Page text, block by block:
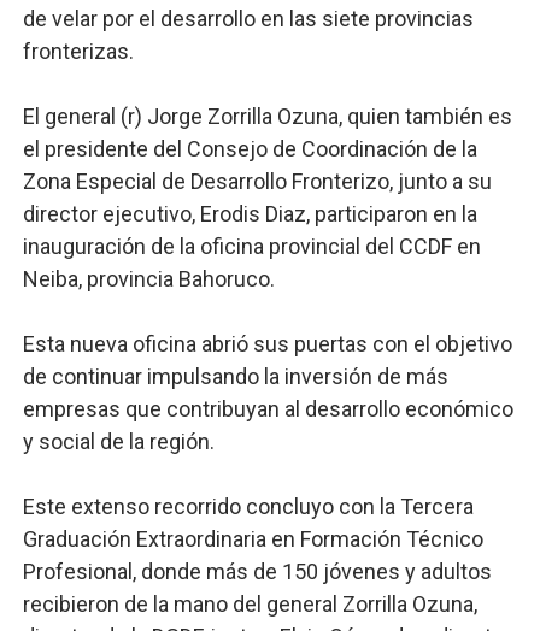
de velar por el desarrollo en las siete provincias
fronterizas.
El general (r) Jorge Zorrilla Ozuna, quien también es
el presidente del Consejo de Coordinación de la
Zona Especial de Desarrollo Fronterizo, junto a su
director ejecutivo, Erodis Diaz, participaron en la
inauguración de la oficina provincial del CCDF en
Neiba, provincia Bahoruco.
Esta nueva oficina abrió sus puertas con el objetivo
de continuar impulsando la inversión de más
empresas que contribuyan al desarrollo económico
y social de la región.
Este extenso recorrido concluyo con la Tercera
Graduación Extraordinaria en Formación Técnico
Profesional, donde más de 150 jóvenes y adultos
recibieron de la mano del general Zorrilla Ozuna,